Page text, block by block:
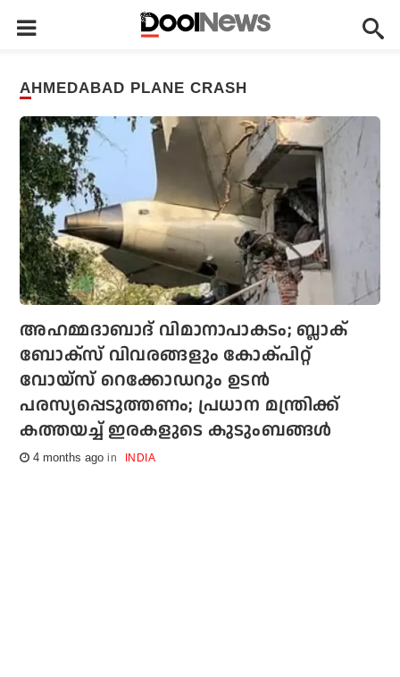
AHMEDABAD PLANE CRASH
അഹമ്മദാബാദ് വിമാനാപാകടം; ബ്ലാക്
ബോക്‌സ് വിവരങ്ങളും കോക്പിറ്റ്
വോയ്‌സ് റെക്കോഡറും ഉടന്‍
പരസ്യപ്പെടുത്തണം; പ്രധാന മന്ത്രിക്ക്
കത്തയച്ച് ഇരകളുടെ കുടുംബങ്ങള്‍
4 months ago INDIA